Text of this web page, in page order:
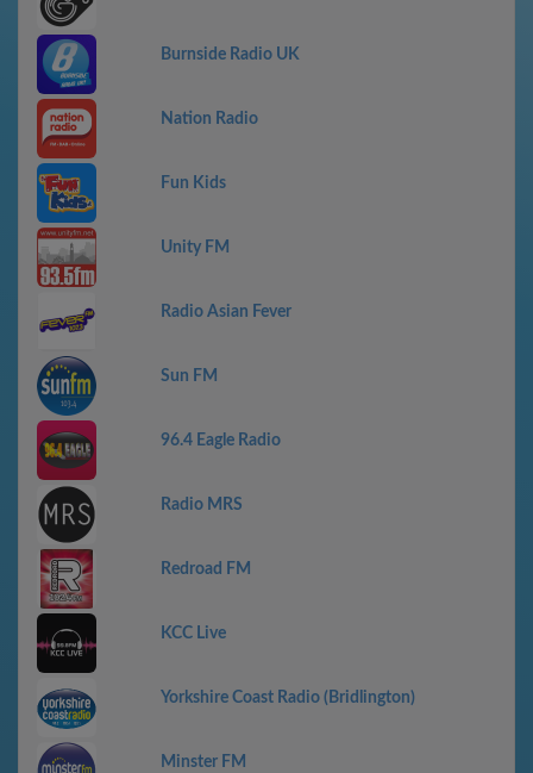
Burnside Radio UK
Nation Radio
Fun Kids
Unity FM
Radio Asian Fever
Sun FM
96.4 Eagle Radio
Radio MRS
Redroad FM
KCC Live
Yorkshire Coast Radio (Bridlington)
Minster FM